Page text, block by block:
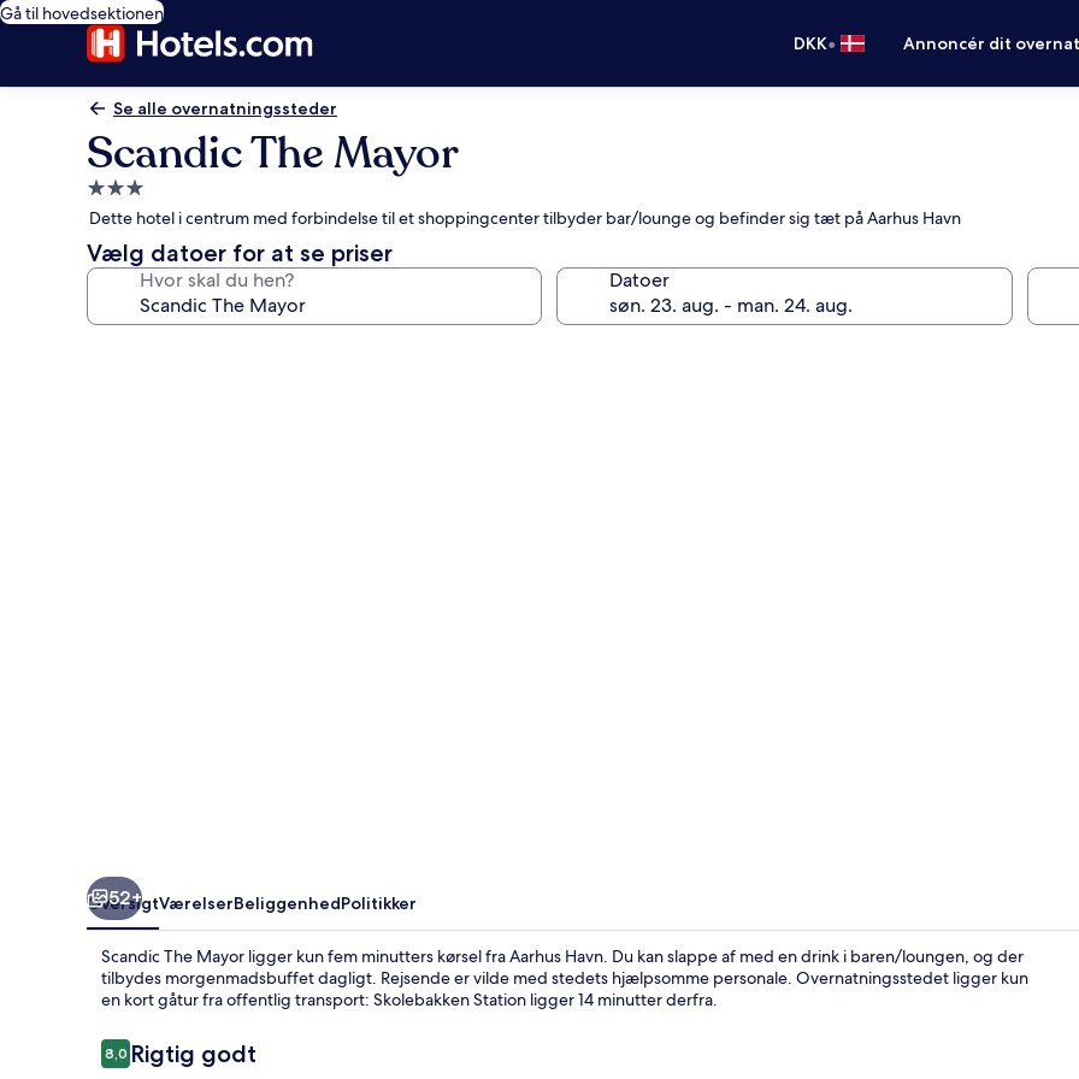
Gå til hovedsektionen
DKK• Annoncér dit
Se alle overnatningssteder
Scandic The Mayor
3.0-
stjernet
overnatningssted
Dette hotel i centrum med forbindelse til et shoppingcenter tilbyder bar/lounge og befinder sig tæt på Aarhus Havn
Vælg datoer for at se priser
Hvor skal du hen? Datoer
52+
OversigtVærelserBeliggenhedPolitikker
Scandic The Mayor ligger kun fem minutters kørsel fra Aarhus Havn. Du kan slappe af med en drink i baren/loungen, og der
tilbydes morgenmadsbuffet dagligt. Rejsende er vilde med stedets hjælpsomme personale. Overnatningsstedet ligger kun
en kort gåtur fra offentlig transport: Skolebakken Station ligger 14 minutter derfra.
Anmeldelser
8,08,0 ud af 10.
Rigtig godt